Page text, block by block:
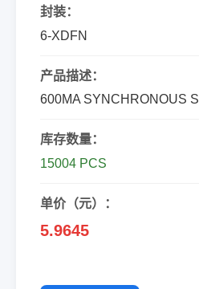
封装：
6-XDFN
产品描述：
600MA SYNCHRONOUS
库存数量：
15004 PCS
单价（元）：
5.9645